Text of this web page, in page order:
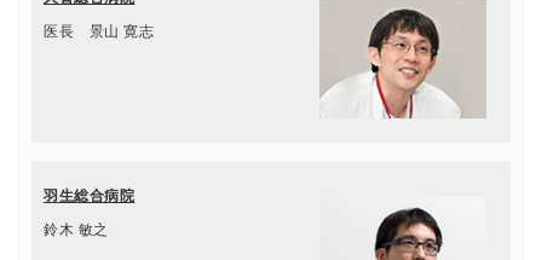
医長 景山 寛志
羽生総合病院
鈴木 敏之